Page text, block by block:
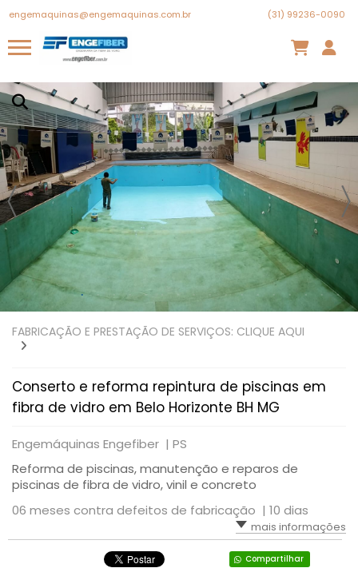
engemaquinas@engemaquinas.com.br (31) 99236-0090
FABRICAÇÃO E PRESTAÇÃO DE SERVIÇOS: CLIQUE AQUI
Conserto e reforma repintura de piscinas em
fibra de vidro em Belo Horizonte BH MG
Engemáquinas Engefiber | PS
Reforma de piscinas, manutenção e reparos de
piscinas de fibra de vidro, vinil e concreto
06 meses contra defeitos de fabricação | 10 dias
mais informações
Compartilhar